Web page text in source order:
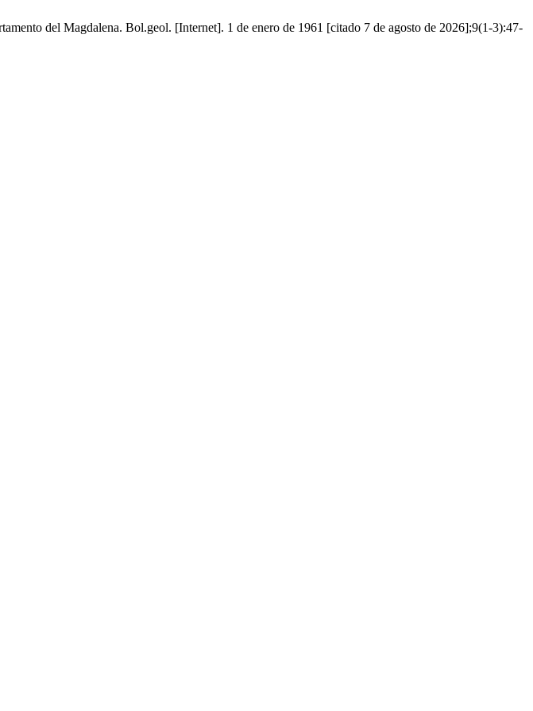
del Magdalena. Bol.geol. [Internet]. 1 de enero de 1961 [citado 7 de agosto de 2026];9(1-3):47-